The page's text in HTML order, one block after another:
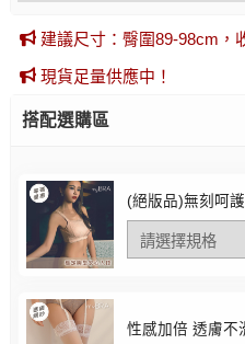
建議尺寸：臀圍89-98cm，
現貨足量供應中！
搭配選購區
(絕版品)無刻呵
性感加倍 透膚不